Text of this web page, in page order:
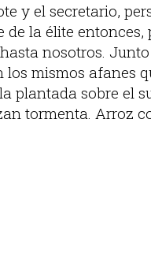
y el secretario,
la élite entonces,
nosotros.
mismos afanes
plantada sobre el
tormenta. Arroz